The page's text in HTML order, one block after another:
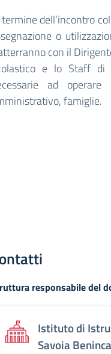
dell’incontro
o
con il
e lo Staff di
ad
famiglie.
responsabile del
Istituto di
Savoia